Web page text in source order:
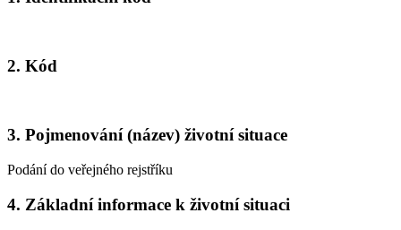
2. Kód
3. Pojmenování (název) životní situace
Podání do veřejného rejstříku
4. Základní informace k životní situaci